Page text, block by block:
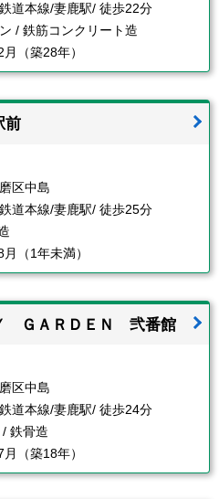
道本線/妻鹿駅/ 徒歩22分
/ 鉄筋コンクリート造
（築28年）
前
区中島
道本線/妻鹿駅/ 徒歩25分
（1年未満）
ＧＡＲＤＥＮ 弐番館
区中島
道本線/妻鹿駅/ 徒歩24分
鉄骨造
（築18年）